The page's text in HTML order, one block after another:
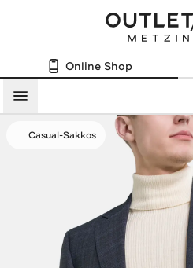
Online Shop
Menü
Casual-Sakkos